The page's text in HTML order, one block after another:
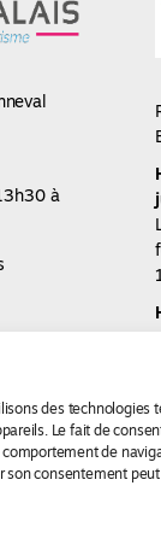
des technologies
Le fait de
de
son consentement
à